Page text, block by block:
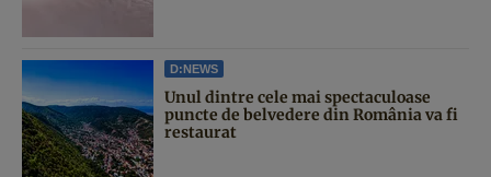
D:NEWS
Unul dintre cele mai spectaculoase
puncte de belvedere din România va fi
restaurat